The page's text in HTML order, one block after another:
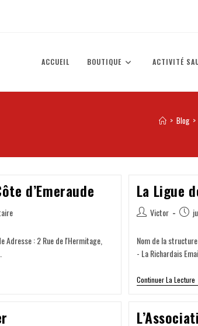
ACCUEIL BOUTIQUE ACTIVITÉ
> Blog >
d’Emeraude
Adresse : 2 Rue de l'Hermitage,
La Ligue
Victor
Nom de la
- La Richardais
Continuer La Lecture